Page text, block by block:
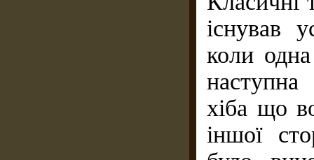
існував
коли
хіба що
іншої